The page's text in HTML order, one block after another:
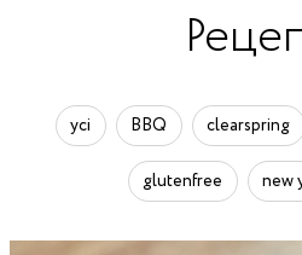
усі BBQ clearspring
glutenfree new